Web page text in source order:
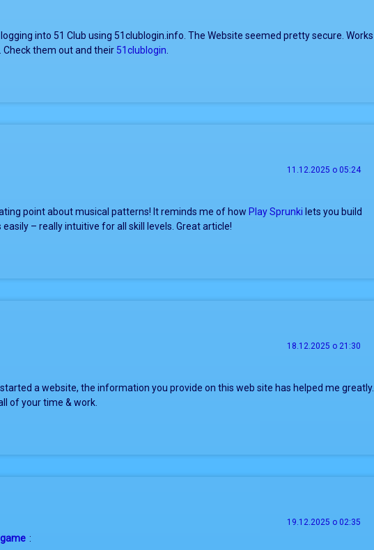
into 51 Club using 51clublogin.info. The Website seemed pretty secure. Works
Check them out and their 51clublogin.
11.12.2025 о 05:24
point about musical patterns! It reminds me of how Play Sprunki lets you build
– really intuitive for all skill levels. Great article!
18.12.2025 о 21:30
started a website, the information you provide on this web site has helped me greatly.
of your time & work.
:
19.12.2025 о 02:35